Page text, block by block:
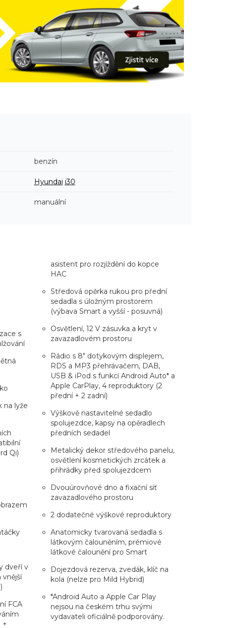
benzín
Hyundai i30
manuální
s
na lyže
Qi)
dveří v
vnější
FCA
+
asistent pro rozjíždění do kopce
HAC
Středová opěrka rukou pro přední
sedadla s úložným prostorem
(výbava Smart a vyšší - posuvná)
Osvětlení, 12 V zásuvka a kryt v
zavazadlovém prostoru
Rádio s 8" dotykovým displejem,
RDS a MP3 přehrávačem, DAB,
USB & iPod s funkcí Android Auto* a
Apple CarPlay, 4 reproduktory (2
přední + 2 zadní)
Výškově nastavitelné sedadlo
spolujezdce, kapsy na opěradlech
předních sedadel
Metalický dekor středového panelu,
osvětlení kosmetických zrcátek a
přihrádky před spolujezdcem
Dvouúrovňové dno a fixační síť
zavazadlového prostoru
2 dodatečné výškové reproduktory
Anatomicky tvarovaná sedadla s
látkovým čalouněním, prémiové
látkové čalounění pro Smart
Dojezdová rezerva, zvedák, klíč na
kola (nelze pro Mild Hybrid)
*Android Auto a Apple Car Play
nejsou na českém trhu svými
vydavateli oficiálně podporovány.